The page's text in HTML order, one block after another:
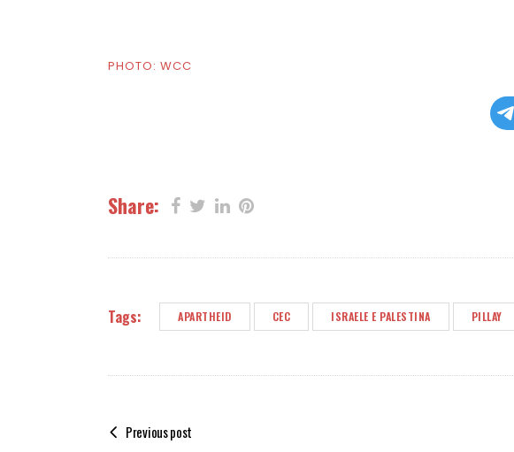
PHOTO: WCC
Share:
Tags: APARTHEID CEC ISRAELE E PALESTINA PILLAY
Previous post